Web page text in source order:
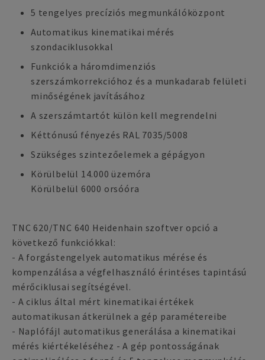
5 tengelyes precíziós megmunkálóközpont
Automatikus kinematikai mérés
szondaciklusokkal
Funkciók a háromdimenziós
szerszámkorrekcióhoz és a munkadarab felületi
minőségének javításához
A szerszámtartót külön kell megrendelni
Kéttónusú fényezés RAL 7035/5008
Szükséges szintezőelemek a gépágyon
Körülbelül 14.000 üzemóra
Körülbelül 6000 orsóóra
TNC 620/TNC 640 Heidenhain szoftver opció a
következő funkciókkal:
- A forgástengelyek automatikus mérése és
kompenzálása a végfelhasználó érintéses tapintású
mérőciklusai segítségével.
- A ciklus által mért kinematikai értékek
automatikusan átkerülnek a gép paramétereibe
- Naplófájl automatikus generálása a kinematikai
mérés kiértékeléséhez - A gép pontosságának